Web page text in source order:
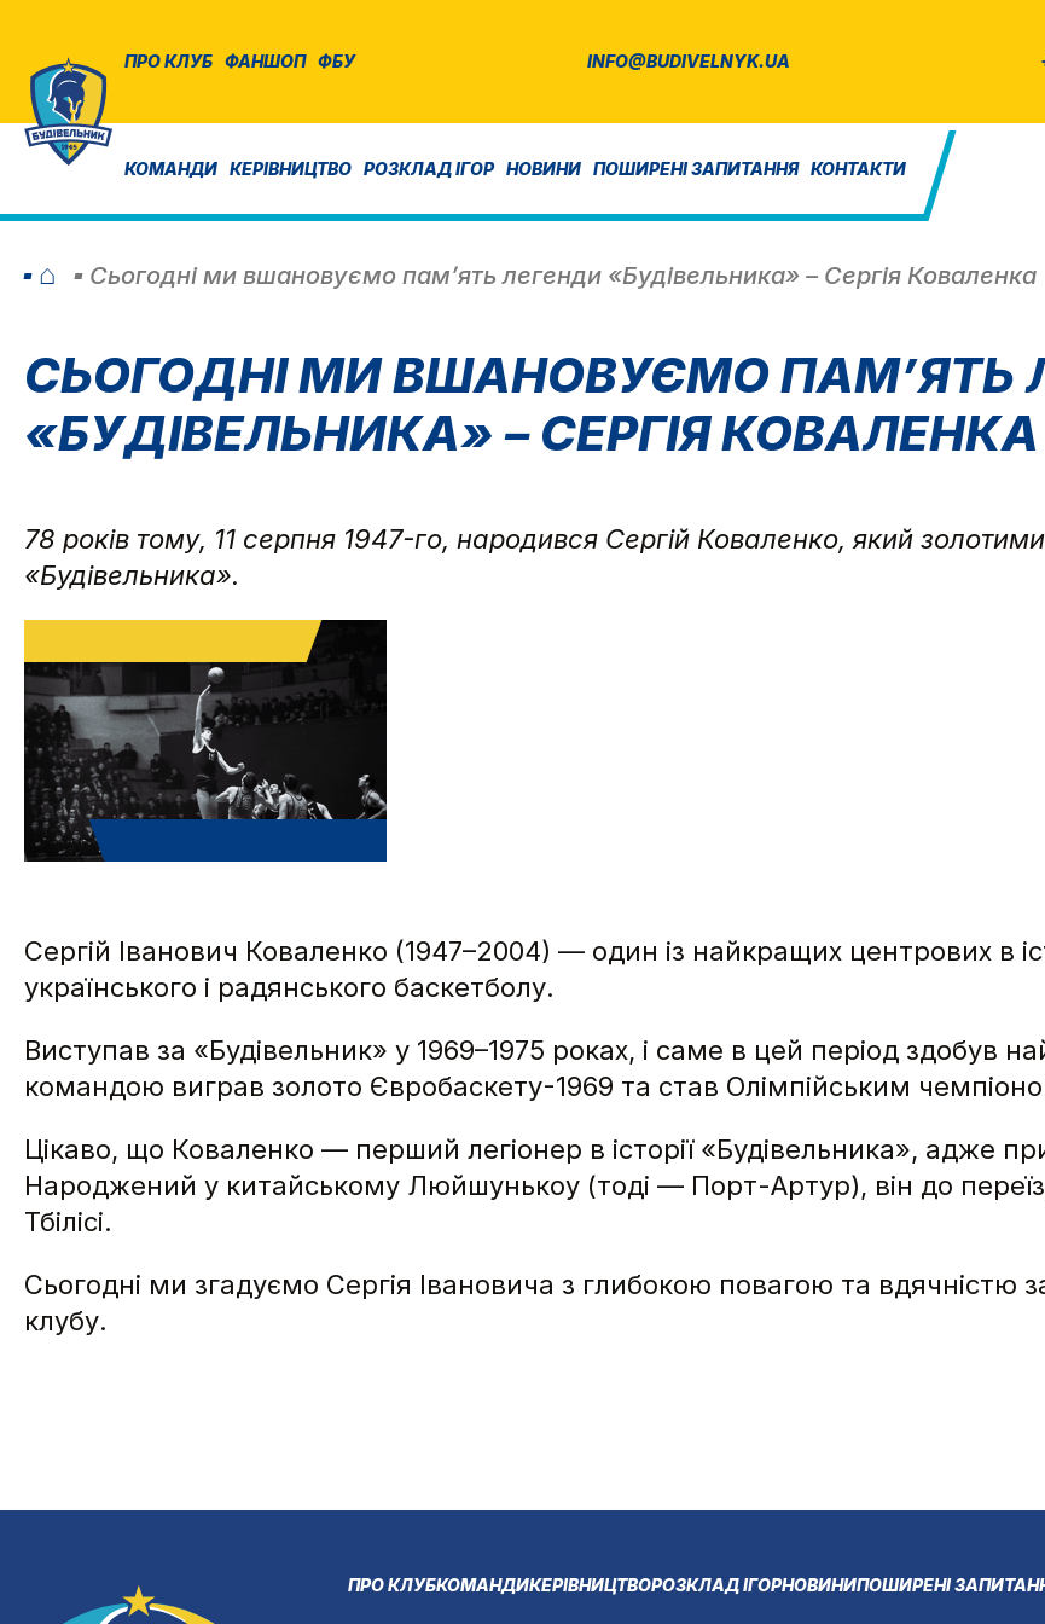
ПРО КЛУБ ФАНШОП ФБУ INFO@BUDIVELNYK.UA
КОМАНДИ КЕРІВНИЦТВО РОЗКЛАД ІГОР НОВИНИ ПОШИРЕНІ ЗАПИТАННЯ КОНТАКТИ
⌂ Сьогодні ми вшановуємо пам’ять легенди «Будівельника» – Сергія Коваленка
СЬОГОДНІ МИ ВШАНОВУЄМО ПАМ’ЯТЬ
«БУДІВЕЛЬНИКА» – СЕРГІЯ КОВАЛЕНКА
78 років тому, 11 серпня 1947-го, народився Сергій Коваленко, який
«Будівельника».
Сергій Іванович Коваленко (1947–2004) — один із найкращих центрових в
українського і радянського баскетболу.
Виступав за «Будівельник» у 1969–1975 роках, і саме в цей період здобув
командою виграв золото Євробаскету-1969 та став Олімпійським
Цікаво, що Коваленко — перший легіонер в історії «Будівельника», адже
Народжений у китайському Люйшунькоу (тоді — Порт-Артур), він до
Тбілісі.
Сьогодні ми згадуємо Сергія Івановича з глибокою повагою та вдячністю
клубу.
ПРО КЛУБКОМАНДИКЕРІВНИЦТВОРОЗКЛАД ІГОРНОВИНИПОШИРЕНІ